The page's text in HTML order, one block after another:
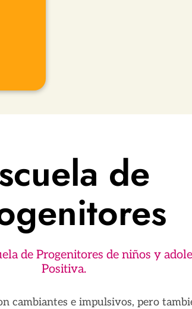
de
de Progenitores de niños y
Positiva.
cambiantes e impulsivos, pero